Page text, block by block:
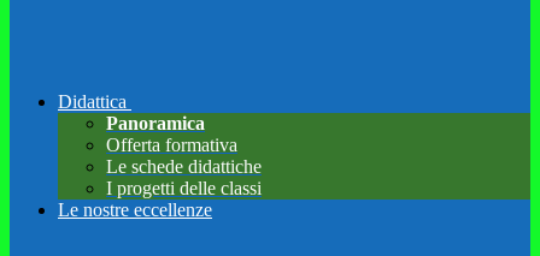
Didattica
Panoramica
Offerta formativa
Le schede didattiche
I progetti delle classi
Le nostre eccellenze